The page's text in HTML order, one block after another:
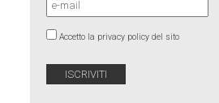
Accetto la privacy policy del sito